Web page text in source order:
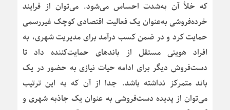
که خلأ آن به‌شدت احساس می‌شود. می‌توان از فرایند
خرده‌فروشی به‌عنوان یک فعالیت اقتصادی کوچک غیررسمی
حمایت کرد و در ضمن کسب درآمد برای مدیریت شهری، به
افراد هویتی مستقل از باندهای حمایت‌کننده داد تا
دست‌فروش دیگر برای ادامه حیات نیازی به حضور در یک
باند متمرکز نداشته باشد. جدا از آن که به این ترتیب
می‌توان از پدیده دست‌فروشی به عنوان یک جاذبه شهری و